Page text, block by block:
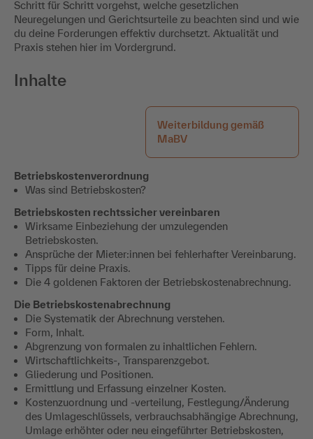
Schritt für Schritt vorgehst, welche gesetzlichen
Neuregelungen und Gerichtsurteile zu beachten sind und wie
du deine Forderungen effektiv durchsetzt. Aktualität und
Praxis stehen hier im Vordergrund.
Inhalte
Weiterbildung gemäß
MaBV
Betriebskostenverordnung
Was sind Betriebskosten?
Betriebskosten rechtssicher vereinbaren
Wirksame Einbeziehung der umzulegenden
Betriebskosten.
Ansprüche der Mieter:innen bei fehlerhafter Vereinbarung.
Tipps für deine Praxis.
Die 4 goldenen Faktoren der Betriebskostenabrechnung.
Die Betriebskostenabrechnung
Die Systematik der Abrechnung verstehen.
Form, Inhalt.
Abgrenzung von formalen zu inhaltlichen Fehlern.
Wirtschaftlichkeits-, Transparenzgebot.
Gliederung und Positionen.
Ermittlung und Erfassung einzelner Kosten.
Kostenzuordnung und -verteilung, Festlegung/Änderung
des Umlageschlüssels, verbrauchsabhängige Abrechnung,
Umlage erhöhter oder neu eingeführter Betriebskosten,